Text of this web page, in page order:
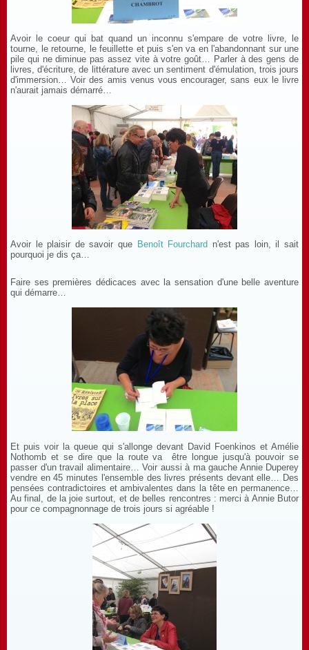
Avoir le coeur qui bat quand un inconnu s'empare de votre livre, le
tourne, le retourne, le feuillette et puis s'en va en l'abandonnant sur une
pile qui ne diminue pas assez vite à votre goût… Parler à des gens de
livres, d'écriture, de littérature avec un sentiment d'émulation, trois jours
d'immersion… Voir des amis venus vous encourager, sans eux le livre
n'aurait jamais démarré…
Avoir le plaisir de savoir que Benoît Fourchard n'est pas loin, il sait
pourquoi je dis ça…
Faire ses premières dédicaces avec la sensation d'une belle aventure
qui démarre…
Et puis voir la queue qui s'allonge devant David Foenkinos et Amélie
Nothomb et se dire que la route va être longue jusqu'à pouvoir se
passer d'un travail alimentaire… Voir aussi à ma gauche Annie Duperey
vendre en 45 minutes l'ensemble des livres présents devant elle… Des
pensées contradictoires et ambivalentes dans la tête en permanence…
Au final, de la joie surtout, et de belles rencontres : merci à Annie Butor
pour ce compagnonnage de trois jours si agréable !